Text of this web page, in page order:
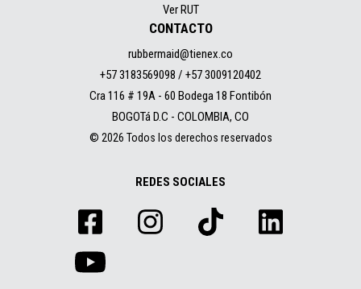
Ver RUT
CONTACTO
rubbermaid@tienex.co
+57 3183569098 / +57 3009120402
Cra 116 # 19A - 60 Bodega 18 Fontibón
BOGOTá D.C - COLOMBIA, CO
© 2026 Todos los derechos reservados
REDES SOCIALES